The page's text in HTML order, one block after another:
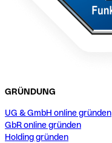
GRÜNDUNG
UG & GmbH online gründen
GbR online gründen
Holding gründen